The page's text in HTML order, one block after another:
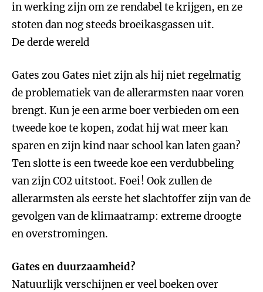
in werking zijn om ze rendabel te krijgen, en ze
stoten dan nog steeds broeikasgassen uit.
De derde wereld
Gates zou Gates niet zijn als hij niet regelmatig
de problematiek van de allerarmsten naar voren
brengt. Kun je een arme boer verbieden om een
tweede koe te kopen, zodat hij wat meer kan
sparen en zijn kind naar school kan laten gaan?
Ten slotte is een tweede koe een verdubbeling
van zijn CO2 uitstoot. Foei! Ook zullen de
allerarmsten als eerste het slachtoffer zijn van de
gevolgen van de klimaatramp: extreme droogte
en overstromingen.
Gates en duurzaamheid?
Natuurlijk verschijnen er veel boeken over